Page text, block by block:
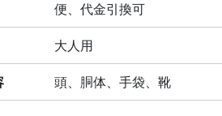
便、代金引換可
大人用
頭、胴体、手袋、靴